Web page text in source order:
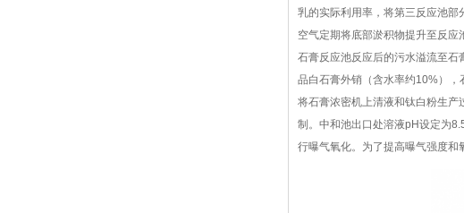
乳的实际利用率，将第三反应池
空气定期将底部淤积物提升至反应
石膏反应池反应后的污水溢流至
品白石膏外销（含水率约10%），
将石膏浓密机上清液和钛白粉生
制。中和池出口处溶液pH设定为
行曝气氧化。为了提高曝气强度和